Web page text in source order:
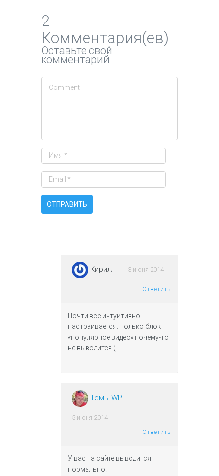
2
Комментария(ев)
Оставьте свой
комментарий
Кирилл 3 июня 2014
Ответить
Почти всё интуитивно
настраивается. Только блок
«популярное видео» почему-то
не выводится (
Темы WP
5 июня 2014
Ответить
У вас на сайте выводится
нормально.